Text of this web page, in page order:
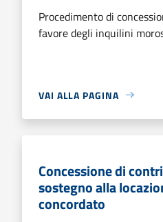
Procedimento di
favore degli inquilini
VAI ALLA PAGINA
Concessione di
sostegno alla
concordato